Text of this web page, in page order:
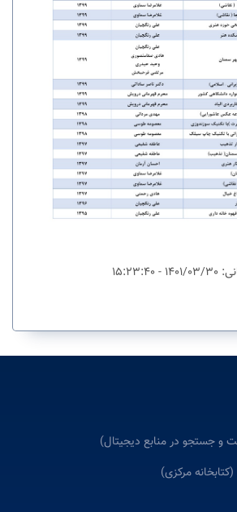
و جستجو در منابع دیجیتال)
مرکزی)